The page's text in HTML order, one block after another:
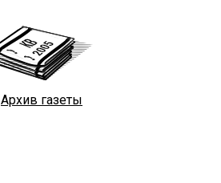
Архив газеты